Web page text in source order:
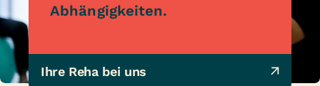
Abhängigkeiten.